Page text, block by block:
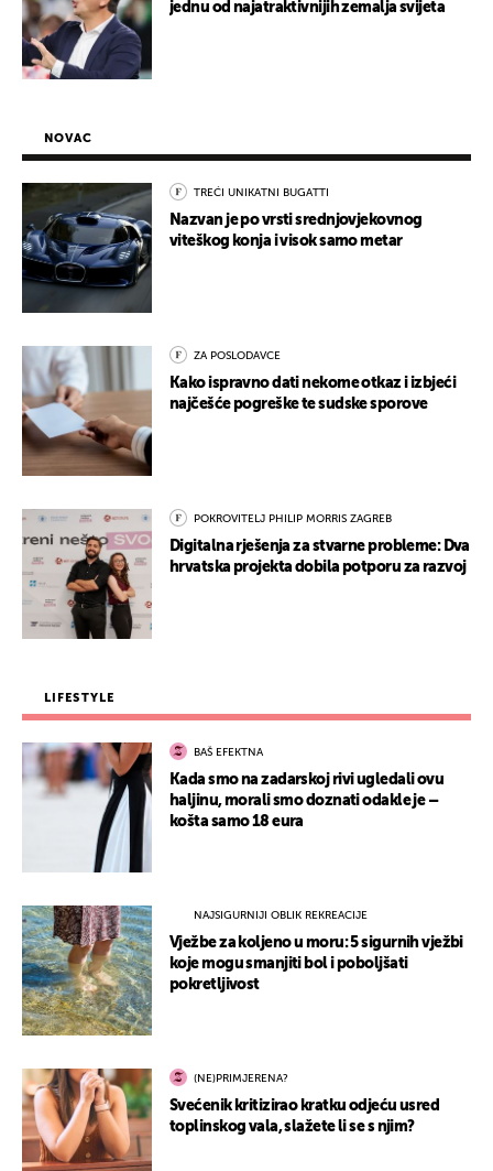
jednu od najatraktivnijih zemalja svijeta
NOVAC
TREĆI UNIKATNI BUGATTI
Nazvan je po vrsti srednjovjekovnog
viteškog konja i visok samo metar
ZA POSLODAVCE
Kako ispravno dati nekome otkaz i izbjeći
najčešće pogreške te sudske sporove
POKROVITELJ PHILIP MORRIS ZAGREB
Digitalna rješenja za stvarne probleme: Dva
hrvatska projekta dobila potporu za razvoj
LIFESTYLE
BAŠ EFEKTNA
Kada smo na zadarskoj rivi ugledali ovu
haljinu, morali smo doznati odakle je –
košta samo 18 eura
NAJSIGURNIJI OBLIK REKREACIJE
Vježbe za koljeno u moru: 5 sigurnih vježbi
koje mogu smanjiti bol i poboljšati
pokretljivost
(NE)PRIMJERENA?
Svećenik kritizirao kratku odjeću usred
toplinskog vala, slažete li se s njim?